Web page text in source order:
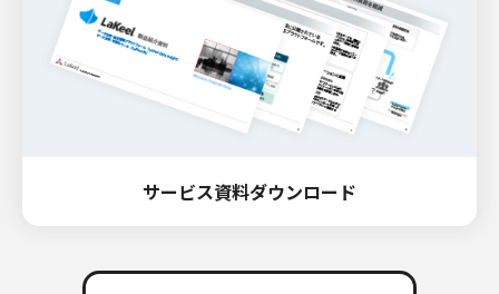
サービス資料ダウンロード